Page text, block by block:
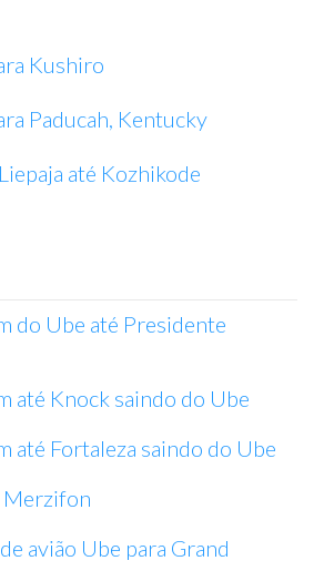
Kushiro
Paducah, Kentucky
até Kozhikode
do Ube até Presidente
até Knock saindo do Ube
até Fortaleza saindo do Ube
Merzifon
avião Ube para Grand